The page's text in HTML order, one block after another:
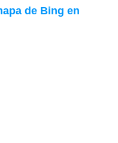
de Bing en